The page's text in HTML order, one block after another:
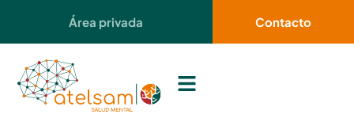
Área privada Contacto